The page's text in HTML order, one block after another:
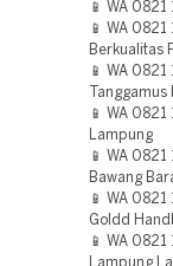
📱 WA
📱 WA
Berkualitas
📱 WA
📱 WA
Lampung
📱 WA
Bawang
📱 WA
Goldd
📱 WA
Lampung